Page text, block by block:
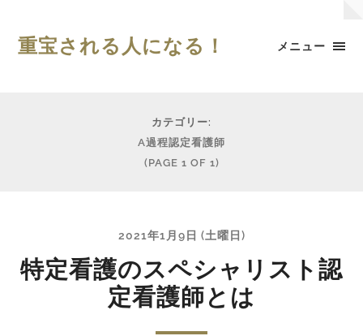
メニュー
重宝される人になる！
カテゴリー:
A過程認定看護師
(PAGE 1 OF 1)
2021年1月9日 (土曜日)
特定看護のスペシャリスト認
定看護師とは